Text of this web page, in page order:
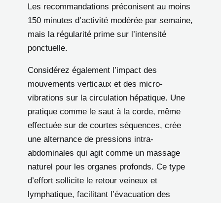
Les recommandations préconisent au moins
150 minutes d’activité modérée par semaine,
mais la régularité prime sur l’intensité
ponctuelle.
Considérez également l’impact des
mouvements verticaux et des micro-
vibrations sur la circulation hépatique. Une
pratique comme le saut à la corde, même
effectuée sur de courtes séquences, crée
une alternance de pressions intra-
abdominales qui agit comme un massage
naturel pour les organes profonds. Ce type
d’effort sollicite le retour veineux et
lymphatique, facilitant l’évacuation des